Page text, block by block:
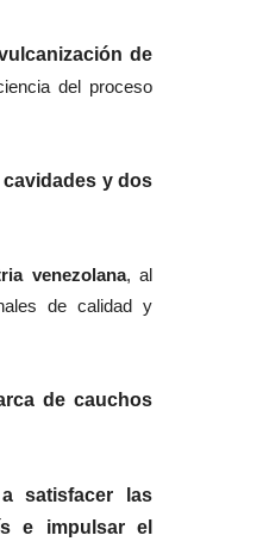
de
del proceso
y dos
venezolana, al
de calidad y
de cauchos
satisfacer las
e impulsar el